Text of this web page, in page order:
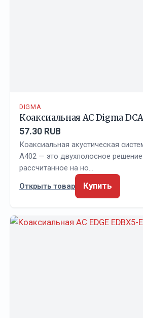
DIGMA
Коаксиальная АС Digma
57.30 RUB
Коаксиальная акустическая
A402 — это двухполосное
рассчитанное на но…
Открыть товар
Купить